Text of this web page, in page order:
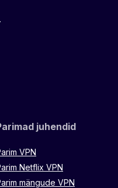
juhendid
VPN
Netflix VPN
mängude VPN